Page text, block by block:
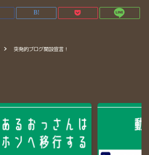
突発的ブログ開設宣言！